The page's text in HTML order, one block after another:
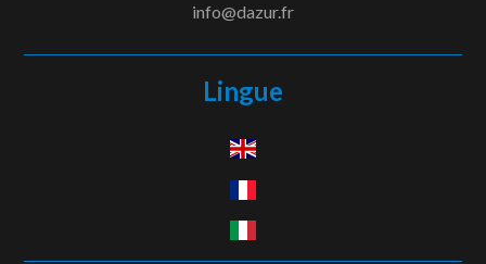
info@dazur.fr
Lingue